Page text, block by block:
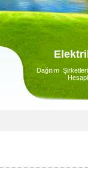
mevcut tesisat,